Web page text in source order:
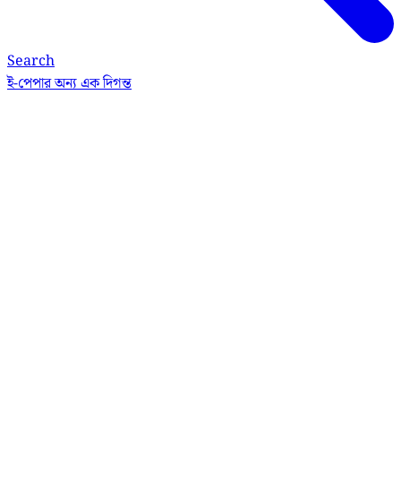
Search
ই-পেপারঅন্য এক দিগন্ত